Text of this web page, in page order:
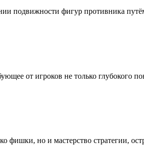
подвижности фигур противника
от игроков не только глубокого
фишки, но и мастерство стратегии,